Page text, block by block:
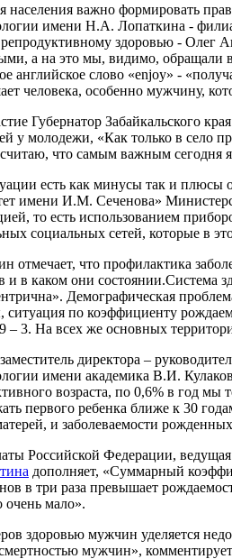
населения важно формировать
имени Н.А. Лопаткина -
здоровью - Олег
а на это мы, видимо, обращали
английское слово «enjoy» -
человека, особенно мужчину,
Губернатор Забайкальского
у молодежи, «Как только в село
что самым важным сегодня
есть как минусы так и
имени И.М. Сеченова»
то есть использованием
социальных сетей, которые в
отмечает, что профилактика
в каком они состоянии.Система
Демографическая
по коэффициенту
3. На всех же основных
директора –
имени академика В.И.
возраста, по 0,6% в год
первого ребенка ближе к 30
и заболеваемости
Российской Федерации, ведущая
дополняет, «Суммарный
в три раза превышает
очень мало».
здоровью мужчин уделяется
мужчин»,